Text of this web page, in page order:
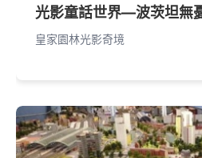
光影童話世界—波茨坦無
皇家園林光影奇境